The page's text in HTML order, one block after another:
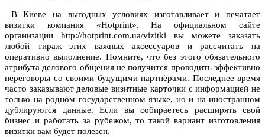
В Киеве на выгодных условиях изготавливает и печатает
визитки компания «Hotprint». На официальном сайте
организации http://hotprint.com.ua/vizitki
вы можете заказать
любой тираж этих важных аксессуаров и рассчитать на
оперативно выполнение. Помните, что без этого обязательного
атрибута делового общения не получится проводить эффективно
переговоры со своими будущими партнёрами. Последнее время
часто заказывают деловые визитные карточки с информацией не
только на родном государственном языке, но и на иностранном
дублируются данные. Если вы собираетесь расширять свой
бизнес и работать за рубежом, то такой вариант изготовления
визитки вам будет полезен.